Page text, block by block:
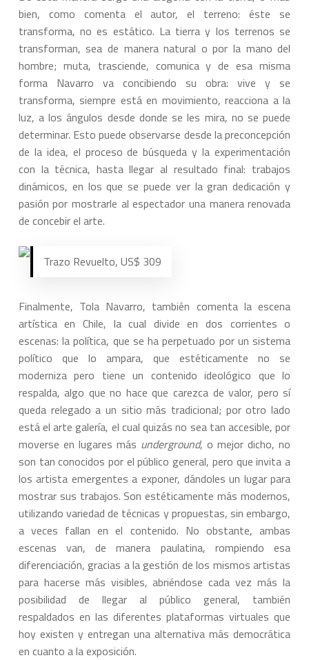
bien, como comenta el autor, el terreno: éste se
transforma, no es estático. La tierra y los terrenos se
transforman, sea de manera natural o por la mano del
hombre; muta, trasciende, comunica y de esa misma
forma Navarro va concibiendo su obra: vive y se
transforma, siempre está en movimiento, reacciona a la
luz, a los ángulos desde donde se les mira, no se puede
determinar. Esto puede observarse desde la preconcepción
de la idea, el proceso de búsqueda y la experimentación
con la técnica, hasta llegar al resultado final: trabajos
dinámicos, en los que se puede ver la gran dedicación y
pasión por mostrarle al espectador una manera renovada
de concebir el arte.
Trazo Revuelto, US$ 309
Finalmente, Tola Navarro, también comenta la escena
artística en Chile, la cual divide en dos corrientes o
escenas: la política, que se ha perpetuado por un sistema
político que lo ampara, que estéticamente no se
moderniza pero tiene un contenido ideológico que lo
respalda, algo que no hace que carezca de valor, pero sí
queda relegado a un sitio más tradicional; por otro lado
está el arte galería, el cual quizás no sea tan accesible, por
moverse en lugares más underground, o mejor dicho, no
son tan conocidos por el público general, pero que invita a
los artista emergentes a exponer, dándoles un lugar para
mostrar sus trabajos. Son estéticamente más modernos,
utilizando variedad de técnicas y propuestas, sin embargo,
a veces fallan en el contenido. No obstante, ambas
escenas van, de manera paulatina, rompiendo esa
diferenciación, gracias a la gestión de los mismos artistas
para hacerse más visibles, abriéndose cada vez más la
posibilidad de llegar al público general, también
respaldados en las diferentes plataformas virtuales que
hoy existen y entregan una alternativa más democrática
en cuanto a la exposición.